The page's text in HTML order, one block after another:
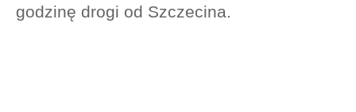
godzinę drogi od Szczecina.